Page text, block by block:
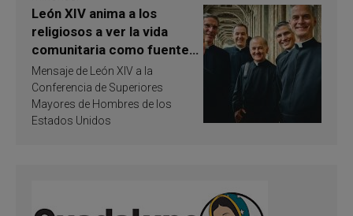
León XIV anima a los
religiosos a ver la vida
comunitaria como fuente
de inspiración y
santificación
Mensaje de León XIV a la
Conferencia de Superiores
Mayores de Hombres de los
Estados Unidos